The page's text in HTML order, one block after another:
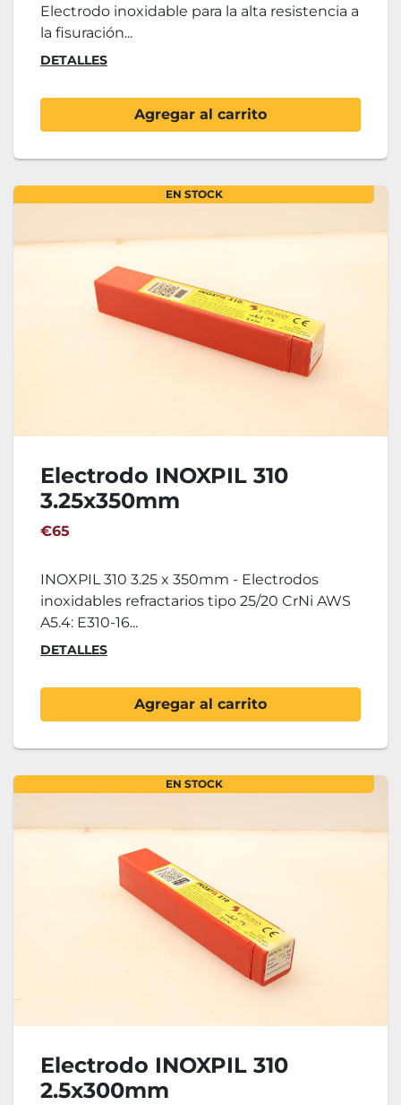
Electrodo inoxidable para la alta resistencia a
la fisuración...
DETALLES
Agregar al carrito
EN STOCK
Electrodo INOXPIL 310
3.25x350mm
€65
INOXPIL 310 3.25 x 350mm - Electrodos
inoxidables refractarios tipo 25/20 CrNi AWS
A5.4: E310-16...
DETALLES
Agregar al carrito
EN STOCK
Electrodo INOXPIL 310
2.5x300mm